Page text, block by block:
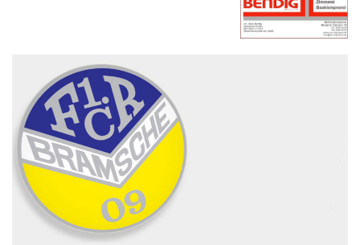
FCR-Clubhaus
Sponsoren
Vorstand & Mitarbeiter
Stadionzeitung
Spielstätten